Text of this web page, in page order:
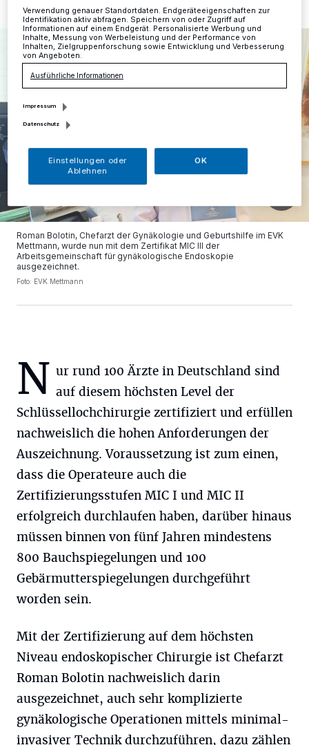
Roman Bolotin, Chefarzt der Gynäkologie und Geburtshilfe im EVK
Mettmann, wurde nun mit dem Zertifikat MIC III der
Arbeitsgemeinschaft für gynäkologische Endoskopie
ausgezeichnet.
Foto: EVK Mettmann
N ur rund 100 Ärzte in Deutschland sind
auf diesem höchsten Level der
Schlüssellochchirurgie zertifiziert und erfüllen
nachweislich die hohen Anforderungen der
Auszeichnung. Voraussetzung ist zum einen,
dass die Operateure auch die
Zertifizierungsstufen MIC I und MIC II
erfolgreich durchlaufen haben, darüber hinaus
müssen binnen von fünf Jahren mindestens
800 Bauchspiegelungen und 100
Gebärmutterspiegelungen durchgeführt
worden sein.
Mit der Zertifizierung auf dem höchsten
Niveau endoskopischer Chirurgie ist Chefarzt
Roman Bolotin nachweislich darin
ausgezeichnet, auch sehr komplizierte
gynäkologische Operationen mittels minimal-
invasiver Technik durchzuführen, dazu zählen
Verwendung genauer Standortdaten. Endgeräteeigenschaften zur
Identifikation aktiv abfragen. Speichern von oder Zugriff auf
Informationen auf einem Endgerät. Personalisierte Werbung und
Inhalte, Messung von Werbeleistung und der Performance von
Inhalten, Zielgruppenforschung sowie Entwicklung und Verbesserung
von Angeboten.
Ausführliche Informationen
Impressum
Datenschutz
Einstellungen oder
Ablehnen
OK